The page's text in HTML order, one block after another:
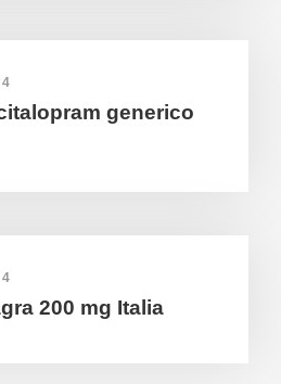
generico
200 mg Italia